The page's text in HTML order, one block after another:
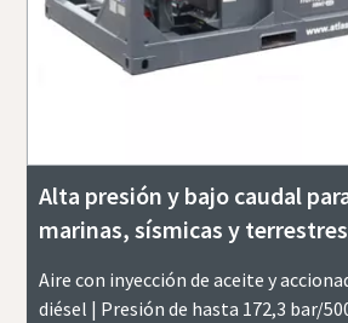
Alta presión y bajo caudal
marinas, sísmicas y terrestres
Aire con inyección de aceite y
diésel | Presión de hasta 172,3 bar/